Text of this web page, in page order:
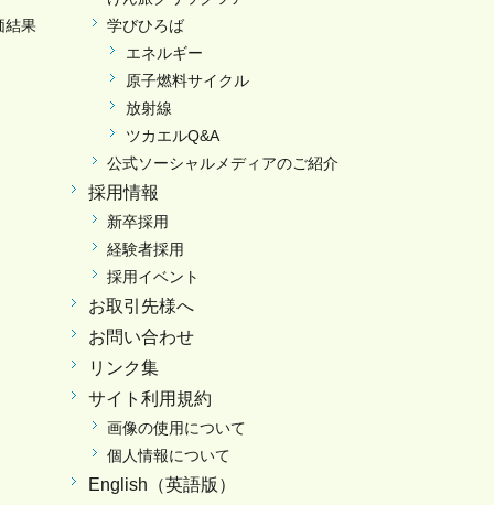
結果
学びひろば
エネルギー
原子燃料サイクル
放射線
ツカエルQ&A
公式ソーシャルメディアのご紹介
採用情報
新卒採用
経験者採用
採用イベント
お取引先様へ
お問い合わせ
リンク集
サイト利用規約
画像の使用について
個人情報について
English（英語版）